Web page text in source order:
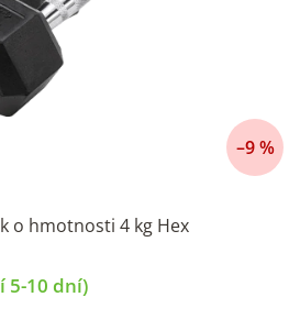
o hmotnosti 4 kg Hex
5-10 dní)
–9 %